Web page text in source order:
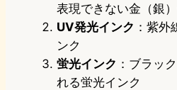
表現できない金（銀
UV発光インク ：紫外
ンク
蛍光インク ：ブラッ
れる蛍光インク